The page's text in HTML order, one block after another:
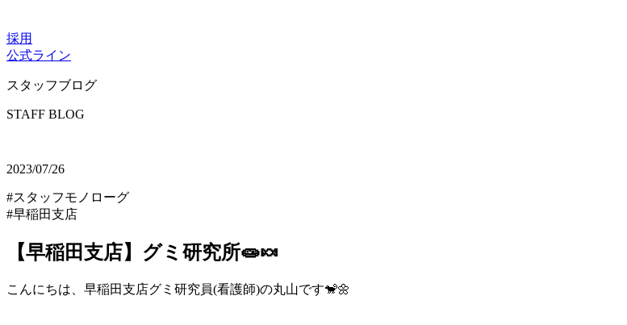
採用
公式ライン
スタッフブログ
STAFF BLOG
2023/07/26
#スタッフモノローグ
#早稲田支店
【早稲田支店】グミ研究所🧫🍬
こんにちは、早稲田支店グミ研究員(看護師)の丸山です🐒🌼